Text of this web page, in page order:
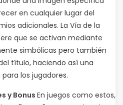
en cualquier lugar del
adicionales. La Vía de la
que se activan mediante
simbólicas pero también
título, haciendo así una
los jugadores.
y Bonus En juegos como estos,